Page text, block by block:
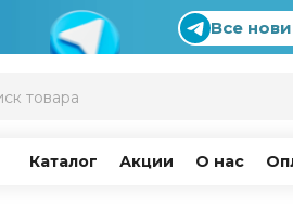
Все
Каталог Акции О нас